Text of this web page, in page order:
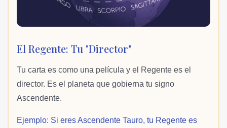
El Regente: Tu "Director"
Tu carta es como una película y el Regente es el
director. Es el planeta que gobierna tu signo
Ascendente.
Ejemplo: Si eres Ascendente Tauro, tu Regente es